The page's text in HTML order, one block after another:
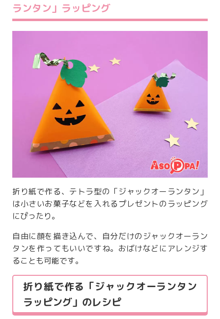
ランタン」ラッピング
折り紙で作る、テトラ型の「ジャックオーランタン」
は小さいお菓子などを入れるプレゼントのラッピング
にぴったり。
自由に顔を描き込んで、自分だけのジャックオーラン
タンを作ってもいいですね。おばけなどにアレンジす
ることも可能です。
折り紙で作る「ジャックオーランタン
ラッピング」のレシピ